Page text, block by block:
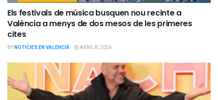
Els festivals de música busquen nou recinte a
València a menys de dos mesos de les primeres
cites
BYNOTICIES EN VALENCIÀ ABRIL 8, 2026